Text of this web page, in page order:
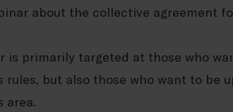
about the collective agreement
is primarily targeted at those who
rules, but also those who want to
area.